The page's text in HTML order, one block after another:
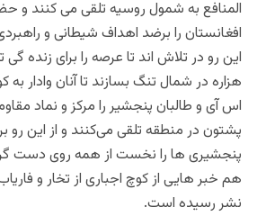
المنافع به شمول روسیه تلقی می کنند و
افغانستان را برضد اهداف شیطانی و
این رو در تلاش اند تا عرصه را برای زنده
هزاره در شمال تنگ بسازند تا آنان وادار
اس آی و طالبان پنجشیر را مرکز و نماد
پشتون در منطقه تلقی می‌کنند و از این رو
پنجشیری ها را نخست از همه روی دست
هم خبر هایی از کوچ اجباری از تخار و
نشر رسیده است.